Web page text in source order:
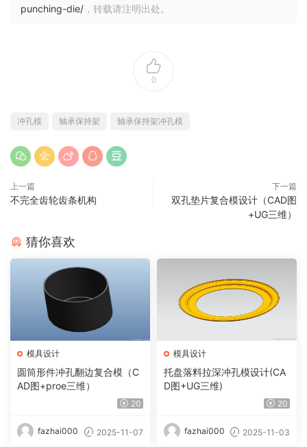
punching-die/ ，转载请注明出处。
0
冲孔模 轴承保持架 轴承保持架冲孔模
上一篇
不完全齿轮齿条机构
下一篇
双孔垫片复合模设计（CAD图
+UG三维）
猜你喜欢
模具设计
圆筒形件冲孔翻边复合模（C
AD图+proe三维）
20
fazhai000 2025-11-07
模具设计
托盘落料拉深冲孔模设计(CA
D图+UG三维)
20
fazhai000 2025-11-03